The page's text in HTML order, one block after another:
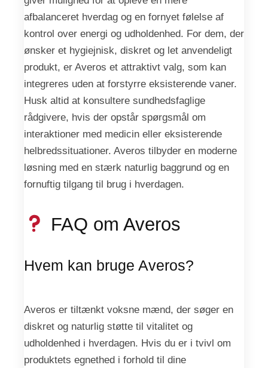
afbalanceret hverdag og en fornyet følelse af
kontrol over energi og udholdenhed. For dem, der
ønsker et hygiejnisk, diskret og let anvendeligt
produkt, er Averos et attraktivt valg, som kan
integreres uden at forstyrre eksisterende vaner.
Husk altid at konsultere sundhedsfaglige
rådgivere, hvis der opstår spørgsmål om
interaktioner med medicin eller eksisterende
helbredssituationer. Averos tilbyder en moderne
løsning med en stærk naturlig baggrund og en
fornuftig tilgang til brug i hverdagen.
FAQ om Averos
Hvem kan bruge Averos?
Averos er tiltænkt voksne mænd, der søger en
diskret og naturlig støtte til vitalitet og
udholdenhed i hverdagen. Hvis du er i tvivl om
produktets egnethed i forhold til dine